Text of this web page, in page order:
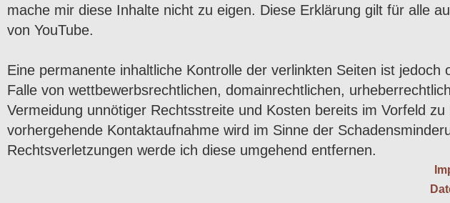
mache mir diese Inhalte nicht zu eigen. Diese Erklärung gilt für alle
von YouTube.
Eine permanente inhaltliche Kontrolle der verlinkten Seiten ist
Falle von wettbewerbsrechtlichen, domainrechtlichen,
Vermeidung unnötiger Rechtsstreite und Kosten bereits im Vorfeld
vorhergehende Kontaktaufnahme wird im Sinne der
Rechtsverletzungen werde ich diese umgehend entfernen.